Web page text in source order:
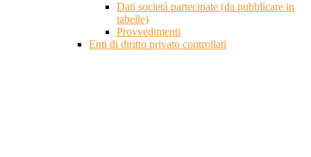
Dati società partecipate (da pubblicare in
tabelle)
Provvedimenti
Enti di diritto privato controllati